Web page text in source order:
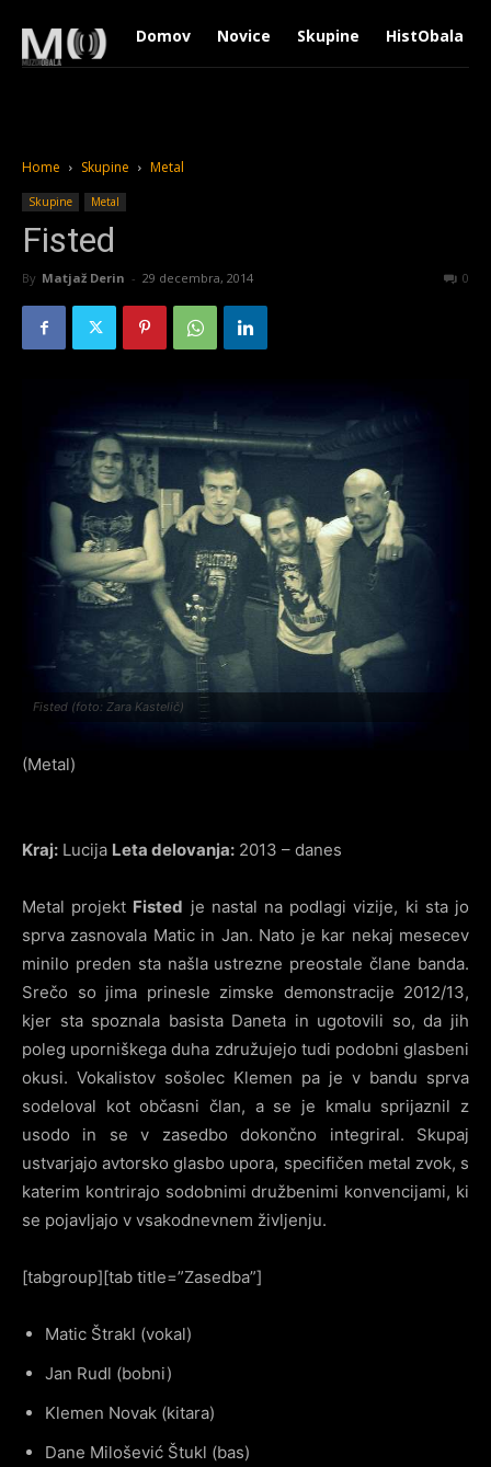
Domov Novice Skupine HistObala
Home Skupine Metal
Skupine Metal
Fisted
By Matjaž Derin - 29 decembra, 2014 0
Fisted (foto: Zara Kastelič)
(Metal)
Kraj: Lucija Leta delovanja: 2013 – danes
Metal projekt Fisted je nastal na podlagi vizije, ki sta jo
sprva zasnovala Matic in Jan. Nato je kar nekaj mesecev
minilo preden sta našla ustrezne preostale člane banda.
Srečo so jima prinesle zimske demonstracije 2012/13,
kjer sta spoznala basista Daneta in ugotovili so, da jih
poleg uporniškega duha združujejo tudi podobni glasbeni
okusi. Vokalistov sošolec Klemen pa je v bandu sprva
sodeloval kot občasni član, a se je kmalu sprijaznil z
usodo in se v zasedbo dokončno integriral. Skupaj
ustvarjajo avtorsko glasbo upora, specifičen metal zvok, s
katerim kontrirajo sodobnimi družbenimi konvencijami, ki
se pojavljajo v vsakodnevnem življenju.
[tabgroup][tab title=”Zasedba”]
Matic Štrakl (vokal)
Jan Rudl (bobni)
Klemen Novak (kitara)
Dane Milošević Štukl (bas)